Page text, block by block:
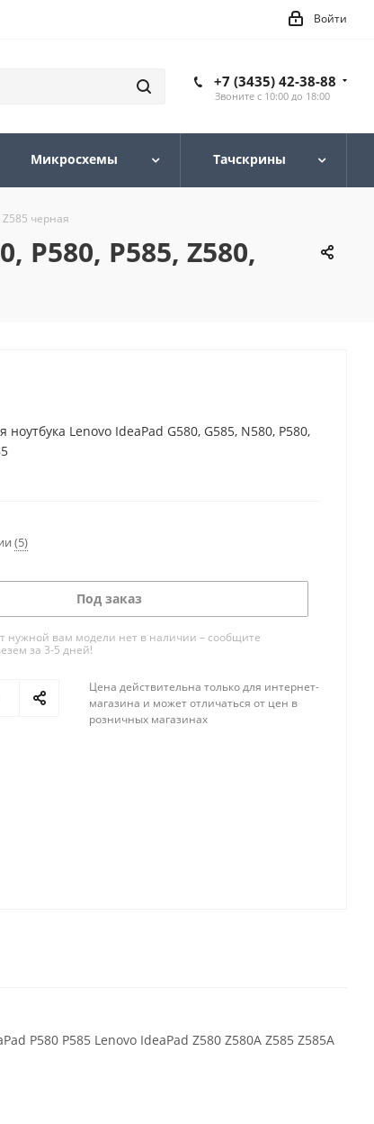
Войти
+7 (3435) 42-38-88
Звоните с 10:00 до 18:00
Микросхемы Тачскрины
Z585 черная
P580, P585, Z580,
ноутбука Lenovo IdeaPad G580, G585, N580, P580,
(5)
Под заказ
нужной вам модели нет в наличии – сообщите
за 3-5 дней!
Цена действительна только для интернет-
магазина и может отличаться от цен в
розничных магазинах
P580 P585 Lenovo IdeaPad Z580 Z580A Z585 Z585A